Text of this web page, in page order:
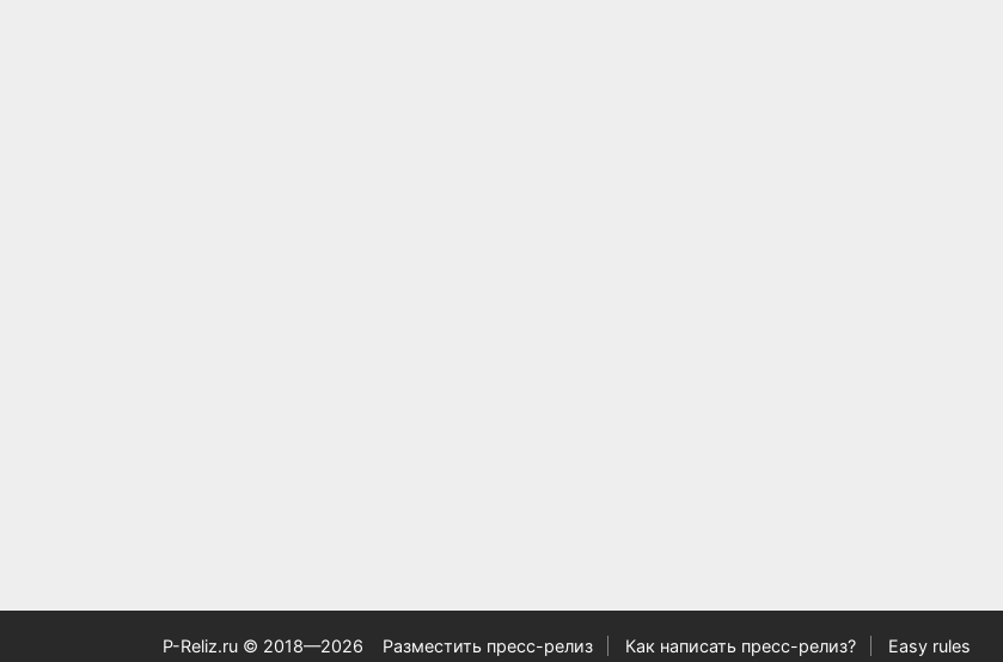
P-Reliz.ru © 2018—2026 Разместить пресс-релиз Как написать пресс-релиз? Easy rules